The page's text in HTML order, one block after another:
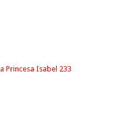
Princesa Isabel 233